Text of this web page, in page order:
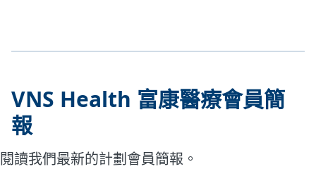
VNS Health 富康醫療會員簡
報
閱讀我們最新的計劃會員簡報。